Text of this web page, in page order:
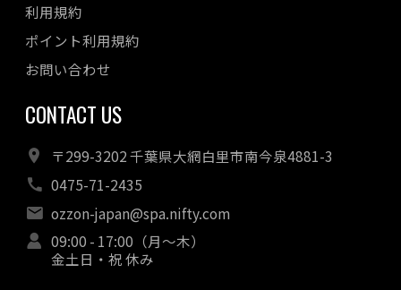
利用規約
ポイント利用規約
お問い合わせ
CONTACT US
〒299-3202 千葉県大網白里市南今泉4881-3
0475-71-2435
ozzon-japan@spa.nifty.com
09:00 - 17:00（月～木）
金土日・祝 休み